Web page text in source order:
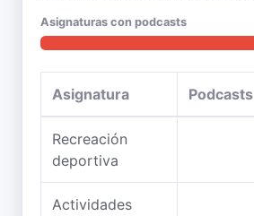
Asignaturas con podcasts
Asignatura Podcasts
Recreación
deportiva
Actividades